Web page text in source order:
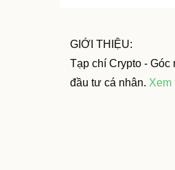
GIỚI THIỆU:
Tạp chí Crypto - Góc
đầu tư cá nhân. Xem